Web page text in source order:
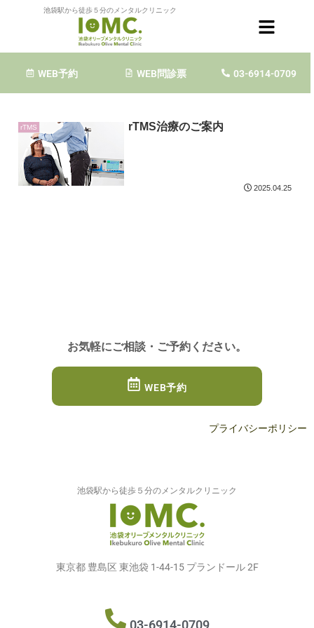
池袋駅から徒歩５分のメンタルクリニック
WEB予約 WEB問診票 03-6914-0709
磁気刺激治療
rTMS rTMS治療のご案内
2025.04.25
お気軽にご相談・ご予約ください。
WEB予約
プライバシーポリシー
池袋駅から徒歩５分のメンタルクリニック
東京都 豊島区 東池袋 1-44-15 プランドール 2F